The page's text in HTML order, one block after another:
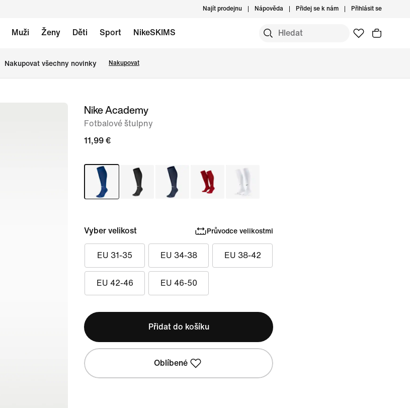
Najít prodejnu Nápověda Přidej se k nám Přihlásit se
Muži Ženy Děti Sport NikeSKIMS
Nakupovat všechny novinky Nakupovat
obrázekNike Academy
Fotbalové štulpny
11,99 €
Vyber velikost Průvodce velikostmi
EU 31-35 EU 34-38 EU 38-42
EU 42-46 EU 46-50
Přidat do košíku
Oblíbené